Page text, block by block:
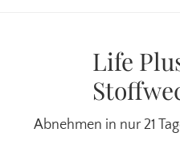
Life
Abnehmen in nur 21